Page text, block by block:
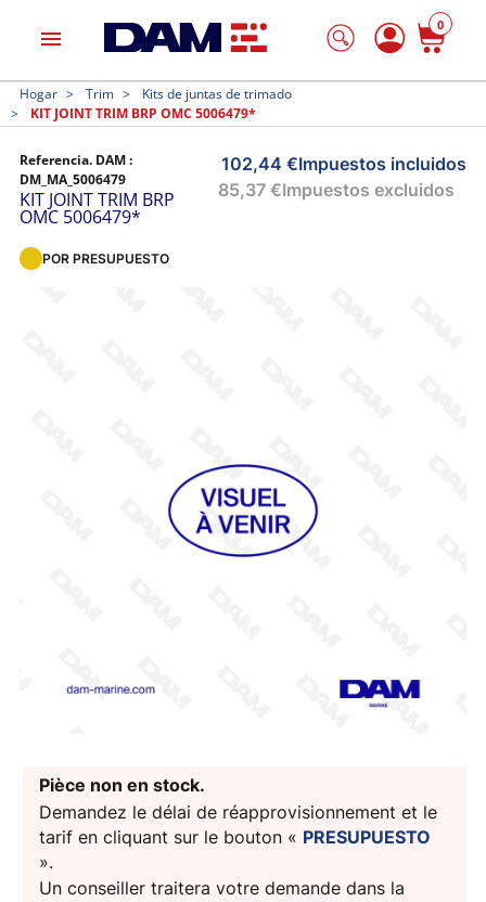
menu
0
Hogar Trim
Kits de juntas de trimado
KIT JOINT TRIM BRP OMC 5006479*
Referencia. DAM :
DM_MA_5006479
KIT JOINT TRIM BRP
OMC 5006479*
102,44 €Impuestos incluidos
85,37 €Impuestos excluidos
POR PRESUPUESTO
Pièce non en stock.
Demandez le délai de réapprovisionnement et le
tarif en cliquant sur le bouton « PRESUPUESTO
».
Un conseiller traitera votre demande dans la